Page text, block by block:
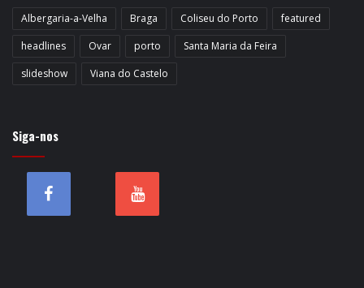
Albergaria-a-Velha Braga Coliseu do Porto
featured
headlines
Ovar porto
Santa Maria da Feira
slideshow
Viana do Castelo
Siga-nos